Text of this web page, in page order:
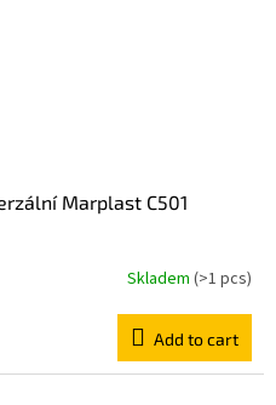
Marplast C501
Skladem (>1 pcs)
Add to cart